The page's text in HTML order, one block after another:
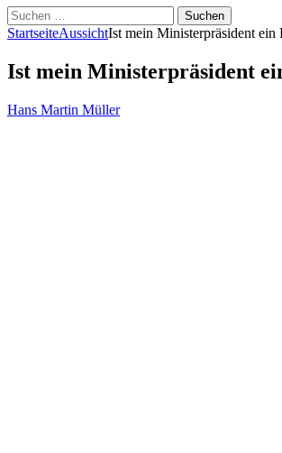
Suchen
nach:
StartseiteAussichtIst mein Ministerpräsident ein
Ist mein Ministerpräsident
Hans Martin Müller